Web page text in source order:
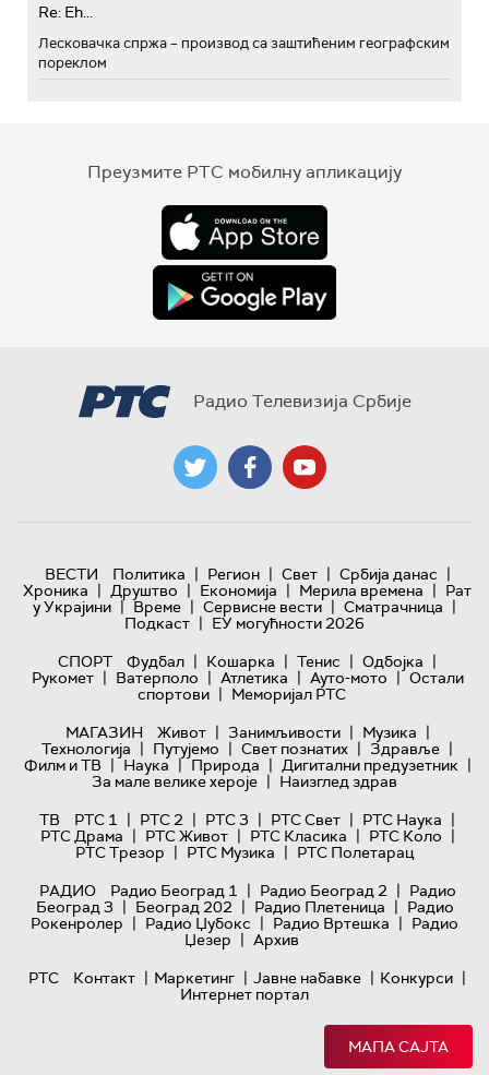
Re: Eh...
Лесковачка спржа – производ са заштићеним географским
пореклом
Преузмите РТС мобилну апликацију
Радио Телевизија Србије
ВЕСТИ Политика | Регион | Свет | Србија данас |
Хроника | Друштво | Економија | Мерила времена | Рат
у Украјини | Време | Сервисне вести | Сматрачница |
Подкаст | ЕУ могућности 2026
СПОРТ
Фудбал | Кошарка | Тенис | Одбојка |
Рукомет | Ватерполо | Атлетика | Ауто-мото | Остали
спортови | Меморијал РТС
МАГАЗИН
Живот | Занимљивости | Музика |
Технологијa | Путујемо | Свет познатих | Здравље |
Филм и ТВ | Наука | Природа | Дигитални предузетник |
За мале велике хероје | Наизглед здрав
ТВ
РТС 1 | РТС 2 | РТС 3 | РТС Свет | РТС Наука |
РТС Драма | РТС Живот | РТС Класика | РТС Коло |
РТС Трезор | РТС Музика | РТС Полетарац
РАДИО
Радио Београд 1 | Радио Београд 2 | Радио
Београд 3 | Београд 202 | Радио Плетеница | Радио
Рокенролер | Радио Џубокс | Радио Вртешка | Радио
Џезер | Архив
РТС
Контакт | Маркетинг | Јавне набавке | Конкурси |
Интернет портал
МАПА САЈТА